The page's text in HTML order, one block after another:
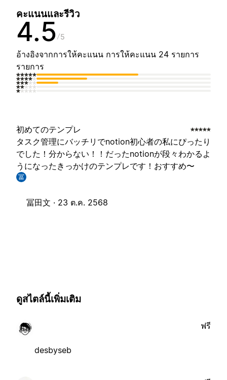
คะแนนและรีวิว
4.5 5
อ้างอิงจากการให้คะแนน การให้คะแนน 24 รายการ
รายการ
初めてのテンプレ
タスク管理にバッチリでnotion初心者の私にぴったり
でした！分からない！！だったnotionが段々わかるよ
うになったきっかけのテンプレです！おすすめ〜
冨
冨田文 · 23 ต.ค. 2568
ดูสไตล์นี้เพิ่มเติม
desbyseb
ฟรี